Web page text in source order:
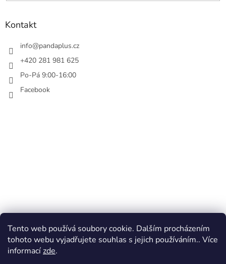
Tento web používá soubory cookie. Dalším procházením
tohoto webu vyjadřujete souhlas s jejich používáním.. Více
informacízde.
Kontakt
info@pandaplus.cz
+420 281 981 625
Po-Pá 9:00-16:00
Facebook